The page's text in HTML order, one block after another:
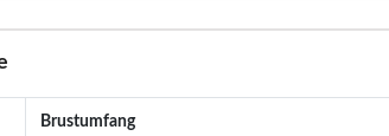
Brustumfang